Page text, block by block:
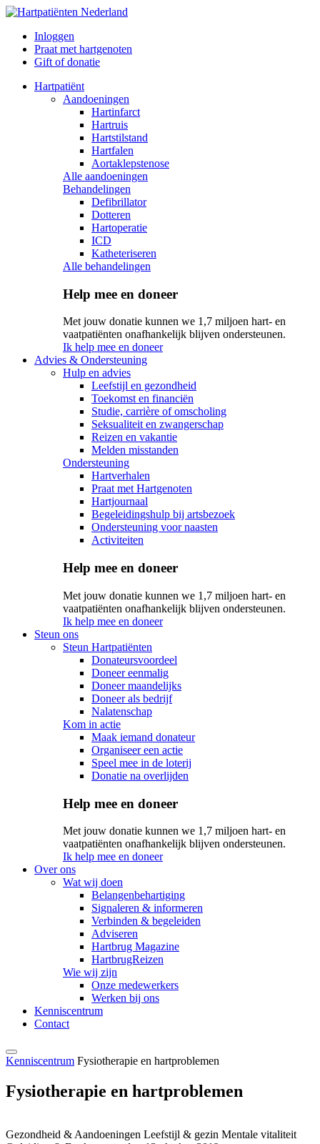
Inloggen
Praat met hartgenoten
Gift of donatie
Hartpatiënt
Aandoeningen
Hartinfarct
Hartruis
Hartstilstand
Hartfalen
Aortaklepstenose
Alle aandoeningen
Behandelingen
Defibrillator
Dotteren
Hartoperatie
ICD
Katheteriseren
Alle behandelingen
Help mee en doneer
Met jouw donatie kunnen we 1,7 miljoen hart- en
vaatpatiënten onafhankelijk blijven ondersteunen.
Ik help mee en doneer
Advies & Ondersteuning
Hulp en advies
Leefstijl en gezondheid
Toekomst en financiën
Studie, carrière of omscholing
Seksualiteit en zwangerschap
Reizen en vakantie
Melden misstanden
Ondersteuning
Hartverhalen
Praat met Hartgenoten
Hartjournaal
Begeleidingshulp bij artsbezoek
Ondersteuning voor naasten
Activiteiten
Help mee en doneer
Met jouw donatie kunnen we 1,7 miljoen hart- en
vaatpatiënten onafhankelijk blijven ondersteunen.
Ik help mee en doneer
Steun ons
Steun Hartpatiënten
Donateursvoordeel
Doneer eenmalig
Doneer maandelijks
Doneer als bedrijf
Nalatenschap
Kom in actie
Maak iemand donateur
Organiseer een actie
Speel mee in de loterij
Donatie na overlijden
Help mee en doneer
Met jouw donatie kunnen we 1,7 miljoen hart- en
vaatpatiënten onafhankelijk blijven ondersteunen.
Ik help mee en doneer
Over ons
Wat wij doen
Belangenbehartiging
Signaleren & informeren
Verbinden & begeleiden
Adviseren
Hartbrug Magazine
HartbrugReizen
Wie wij zijn
Onze medewerkers
Werken bij ons
Kenniscentrum
Contact
Kenniscentrum Fysiotherapie en hartproblemen
Fysiotherapie en hartproblemen
Gezondheid & Aandoeningen Leefstijl & gezin Mentale vitaliteit